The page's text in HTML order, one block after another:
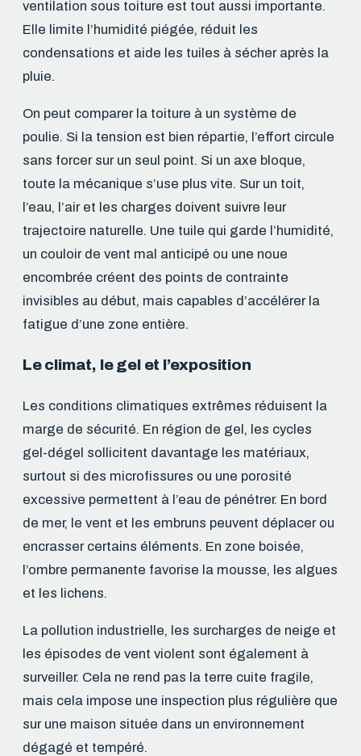
ventilation sous toiture est tout aussi importante.
Elle limite l’humidité piégée, réduit les
condensations et aide les tuiles à sécher après la
pluie.
On peut comparer la toiture à un système de
poulie. Si la tension est bien répartie, l’effort circule
sans forcer sur un seul point. Si un axe bloque,
toute la mécanique s’use plus vite. Sur un toit,
l’eau, l’air et les charges doivent suivre leur
trajectoire naturelle. Une tuile qui garde l’humidité,
un couloir de vent mal anticipé ou une noue
encombrée créent des points de contrainte
invisibles au début, mais capables d’accélérer la
fatigue d’une zone entière.
Le climat, le gel et l’exposition
Les conditions climatiques extrêmes réduisent la
marge de sécurité. En région de gel, les cycles
gel-dégel sollicitent davantage les matériaux,
surtout si des microfissures ou une porosité
excessive permettent à l’eau de pénétrer. En bord
de mer, le vent et les embruns peuvent déplacer ou
encrasser certains éléments. En zone boisée,
l’ombre permanente favorise la mousse, les algues
et les lichens.
La pollution industrielle, les surcharges de neige et
les épisodes de vent violent sont également à
surveiller. Cela ne rend pas la terre cuite fragile,
mais cela impose une inspection plus régulière que
sur une maison située dans un environnement
dégagé et tempéré.